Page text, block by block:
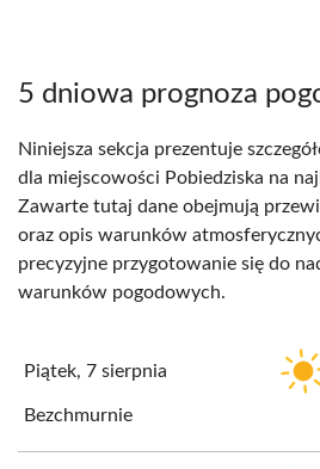
5 dniowa prognoza
Niniejsza sekcja prezentuje
dla miejscowości Pobiedziska na
Zawarte tutaj dane obejmują
oraz opis warunków
precyzyjne przygotowanie się do
warunków pogodowych.
Piątek, 7 sierpnia
Bezchmurnie